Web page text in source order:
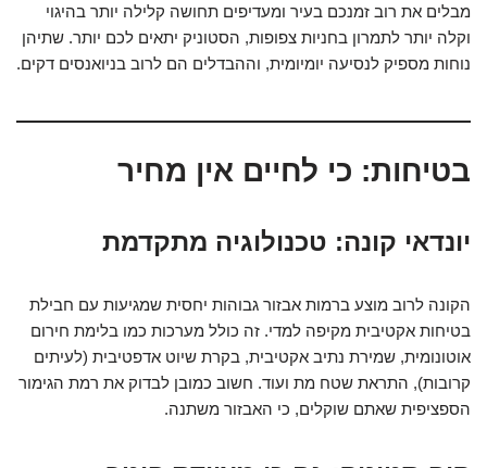
מבלים את רוב זמנכם בעיר ומעדיפים תחושה קלילה יותר בהיגוי
וקלה יותר לתמרון בחניות צפופות, הסטוניק יתאים לכם יותר. שתיהן
נוחות מספיק לנסיעה יומיומית, וההבדלים הם לרוב בניואנסים דקים.
בטיחות: כי לחיים אין מחיר
יונדאי קונה: טכנולוגיה מתקדמת
הקונה לרוב מוצע ברמות אבזור גבוהות יחסית שמגיעות עם חבילת
בטיחות אקטיבית מקיפה למדי. זה כולל מערכות כמו בלימת חירום
אוטונומית, שמירת נתיב אקטיבית, בקרת שיוט אדפטיבית (לעיתים
קרובות), התראת שטח מת ועוד. חשוב כמובן לבדוק את רמת הגימור
הספציפית שאתם שוקלים, כי האבזור משתנה.